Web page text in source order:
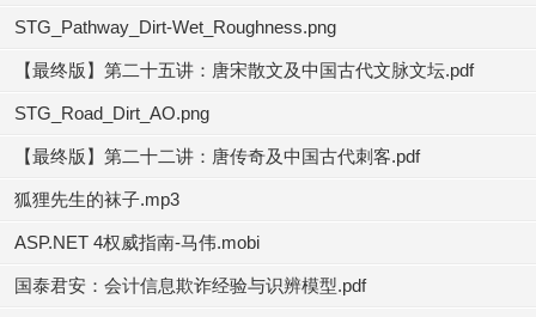
STG_Pathway_Dirt-Wet_Roughness.png
【最终版】第二十五讲：唐宋散文及中国古代文脉文坛.pdf
STG_Road_Dirt_AO.png
【最终版】第二十二讲：唐传奇及中国古代刺客.pdf
狐狸先生的袜子.mp3
ASP.NET 4权威指南-马伟.mobi
国泰君安：会计信息欺诈经验与识辨模型.pdf